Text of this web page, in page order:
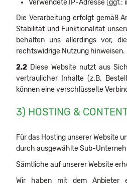
Verwendete IP-Adresse (ggf.:
Die Verarbeitung erfolgt gemäß
Stabilität und Funktionalität
behalten uns allerdings vor,
rechtswidrige Nutzung hinweisen.
2.2 Diese Website nutzt aus
vertraulicher Inhalte (z.B.
können eine verschlüsselte
3) HOSTING &
Für das Hosting unserer Website
durch ausgewählte Sub-
Sämtliche auf unserer Website
Wir haben mit dem Anbieter